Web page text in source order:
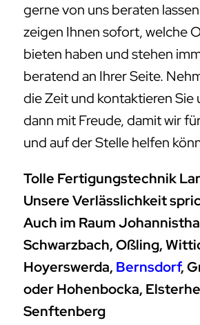
gerne von uns beraten
zeigen Ihnen sofort, welche
bieten haben und stehen
beratend an Ihrer Seite.
die Zeit und kontaktieren Sie
dann mit Freude, damit wir
und auf der Stelle helfen
Tolle Fertigungstechnik
Unsere Verlässlichkeit
Auch im Raum
Schwarzbach, Oßling,
Hoyerswerda, Bernsdorf,
oder Hohenbocka,
Senftenberg